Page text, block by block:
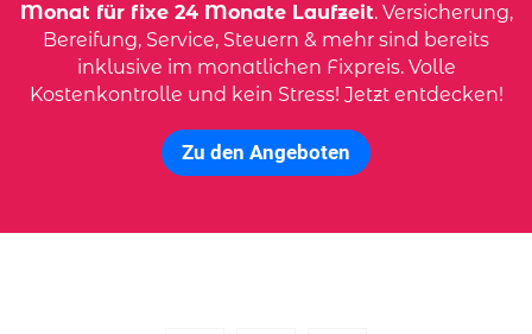
Monat für fixe 24 Monate Laufzeit. Versicherung,
Bereifung, Service, Steuern & mehr sind bereits
inklusive im monatlichen Fixpreis. Volle
Kostenkontrolle und kein Stress! Jetzt entdecken!
Zu den Angeboten